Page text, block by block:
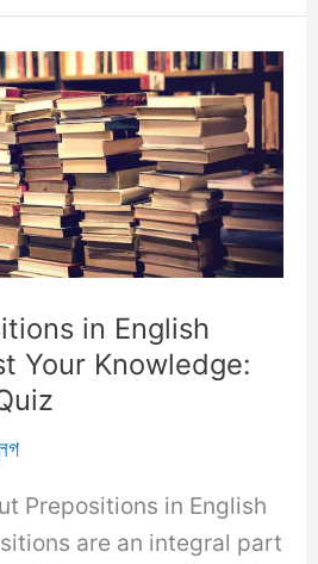
in English
Your Knowledge:
Prepositions in English
are an integral part